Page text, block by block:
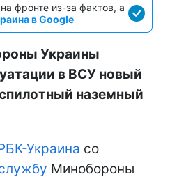
фронте из-за фактов, а
в Google
Украины
в ВСУ новый
наземный
Украина со
Минобороны